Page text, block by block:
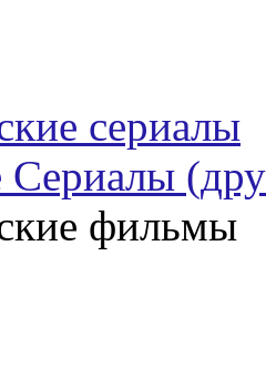
сериалы
Сериалы
фильмы